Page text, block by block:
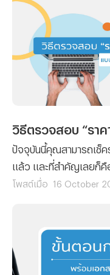
ปัจจุบันนี้คุณสามารถเช็ค
แล้ว และที่สำคัญเลยก็คือ
24 ชั่วโมง โดยที่ไม่ต้อง
โพสต์เมื่อ 16 October